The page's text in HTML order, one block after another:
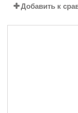
Добавить к